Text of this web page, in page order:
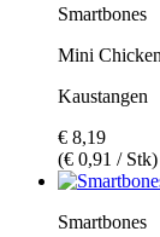
Smartbones
Mini
Kaustangen
€ 8,19
(€ 0,91 / Stk)
Smartbones